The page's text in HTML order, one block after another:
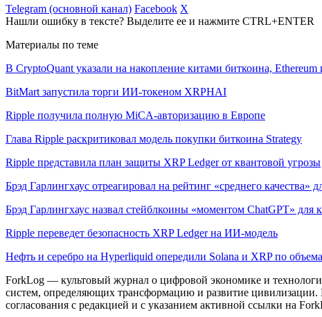
Telegram (основной канал) Facebook X
Нашли ошибку в тексте? Выделите ее и нажмите CTRL+ENTER
Материалы по теме
В CryptoQuant указали на накопление китами биткоина, Ethereum
BitMart запустила торги ИИ-токеном XRPHAI
Ripple получила полную MiCA-авторизацию в Европе
Глава Ripple раскритиковал модель покупки биткоина Strategy
Ripple представила план защиты XRP Ledger от квантовой угрозы
Брэд Гарлингхаус отреагировал на рейтинг «среднего качества»
Брэд Гарлингхаус назвал стейблкоины «моментом ChatGPT» для
Ripple переведет безопасность XRP Ledger на ИИ-модель
Нефть и серебро на Hyperliquid опередили Solana и XRP по
ForkLog — культовый журнал о цифровой экономике и
систем, определяющих трансформацию и развитие цивилизации.
согласования с редакцией и с указанием активной ссылки на